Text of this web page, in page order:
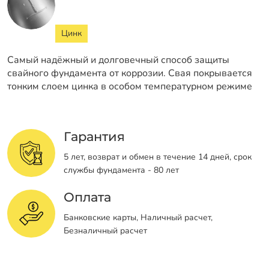
Цинк
Самый надёжный и долговечный способ защиты
свайного фундамента от коррозии. Свая покрывается
тонким слоем цинка в особом температурном режиме
Гарантия
5 лет, возврат и обмен в течение 14 дней, срок
службы фундамента - 80 лет
Оплата
Банковские карты, Наличный расчет,
Безналичный расчет